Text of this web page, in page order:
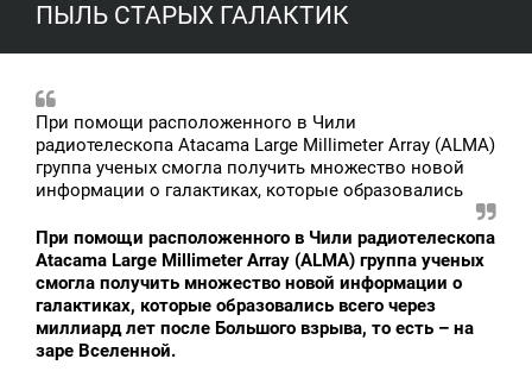
ПЫЛЬ СТАРЫХ ГАЛАКТИК
При помощи расположенного в Чили
радиотелескопа Atacama Large Millimeter Array (ALMA)
группа ученых смогла получить множество новой
информации о галактиках, которые образовались
При помощи расположенного в Чили радиотелескопа
Atacama Large Millimeter Array (ALMA) группа ученых
смогла получить множество новой информации о
галактиках, которые образовались всего через
миллиард лет после Большого взрыва, то есть – на
заре Вселенной.